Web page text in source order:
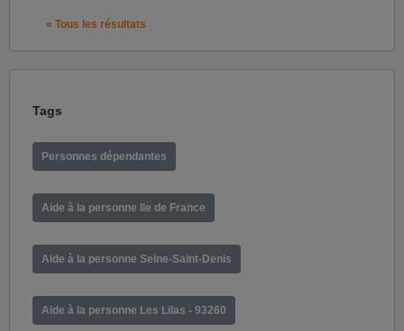
« Tous les résultats
Tags
Personnes dépendantes
Aide à la personne Ile de France
Aide à la personne Seine-Saint-Denis
Aide à la personne Les Lilas - 93260